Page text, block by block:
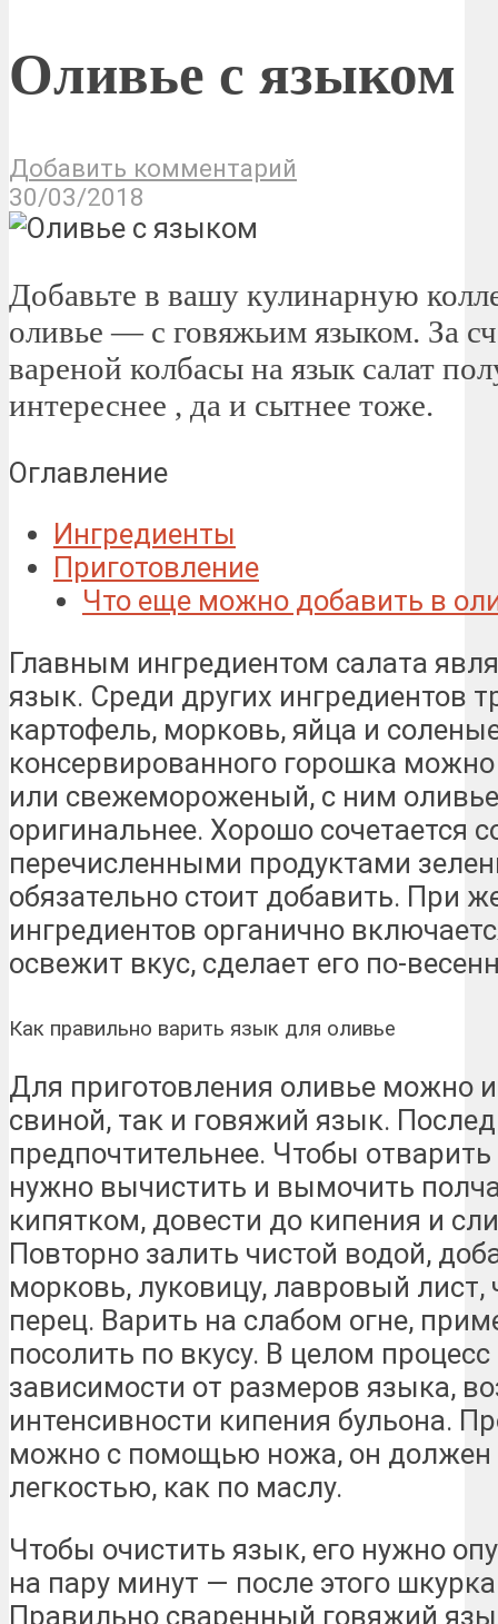
Оливье с языком
Добавить комментарий
30/03/2018
Добавьте в вашу кулинарную
оливье — с говяжьим языком. За
вареной колбасы на язык салат
интереснее , да и сытнее тоже.
Оглавление
Ингредиенты
Приготовление
Что еще можно добавить в
Главным ингредиентом салата
язык. Среди других ингредиентов
картофель, морковь, яйца и
консервированного горошка
или свежемороженый, с ним
оригинальнее. Хорошо сочетается
перечисленными продуктами
обязательно стоит добавить. При
ингредиентов органично
освежит вкус, сделает его по-
Как правильно варить язык для оливье
Для приготовления оливье можно
свиной, так и говяжий язык.
предпочтительнее. Чтобы
нужно вычистить и вымочить
кипятком, довести до кипения и
Повторно залить чистой водой,
морковь, луковицу, лавровый
перец. Варить на слабом огне,
посолить по вкусу. В целом
зависимости от размеров языка,
интенсивности кипения бульона.
можно с помощью ножа, он должен
легкостью, как по маслу.
Чтобы очистить язык, его нужно
на пару минут — после этого
Правильно сваренный говяжий